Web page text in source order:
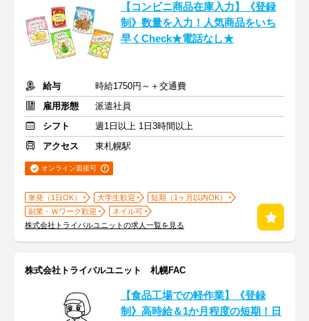
【コンビニ商品在庫入力】《登録
制》数量を入力！人気商品をいち
早くCheck★電話なし★
給与
時給1750円～＋交通費
雇用形態
派遣社員
シフト
週1日以上 1日3時間以上
アクセス
東札幌駅
オンライン面接可
単発（1日OK） 大学生歓迎
短期（1ヶ月以内OK）
副業・Ｗワーク歓迎
ネイル可
株式会社トライバルユニットの求人一覧を見る
株式会社トライバルユニット 札幌FAC
【食品工場での軽作業】《登録
制》高時給＆1か月程度の短期！日